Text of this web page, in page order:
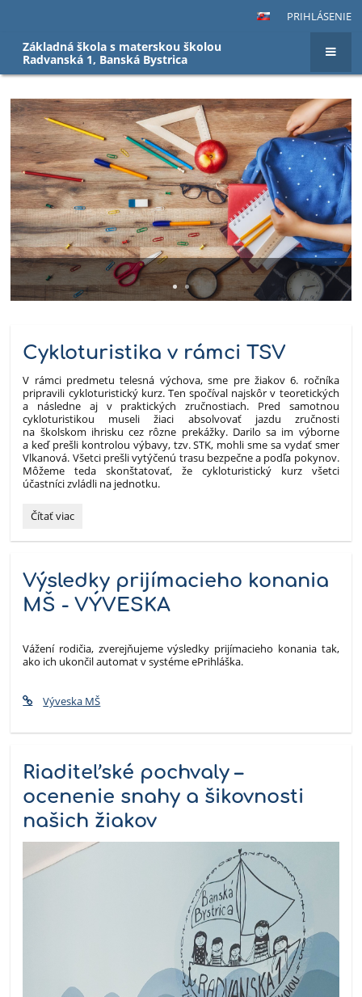
PRIHLÁSENIE
Základná škola s materskou školou
Radvanská 1, Banská Bystrica
Hlavná
stránka
Cykloturistika v rámci TSV
V rámci predmetu telesná výchova, sme pre žiakov 6. ročníka
pripravili cykloturistický kurz. Ten spočíval najskôr v teoretických
a následne aj v praktických zručnostiach. Pred samotnou
cykloturistikou museli žiaci absolvovať jazdu zručnosti
na školskom ihrisku cez rôzne prekážky. Darilo sa im výborne
a keď prešli kontrolou výbavy, tzv. STK, mohli sme sa vydať smer
Vlkanová. Všetci prešli vytýčenú trasu bezpečne a podľa pokynov.
Môžeme teda skonštatovať, že cykloturistický kurz všetci
účastníci zvládli na jednotku.
Cykloturistika
rámci
Čítať viac
Výsledky prijímacieho konania
MŠ - VÝVESKA
Vážení rodičia, zverejňujeme výsledky prijímacieho konania tak,
ako ich ukončil automat v systéme ePrihláška.
Výveska MŠ
Riaditeľské pochvaly –
ocenenie snahy a šikovnosti
našich žiakov